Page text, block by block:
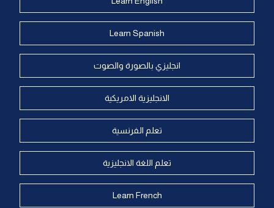
Learn Spanish
انجليزي بالصورة والصوت
الانجليزية الامريكية
تعلم الفرنسية
تعلم اللغة الانجليزية
Learn French